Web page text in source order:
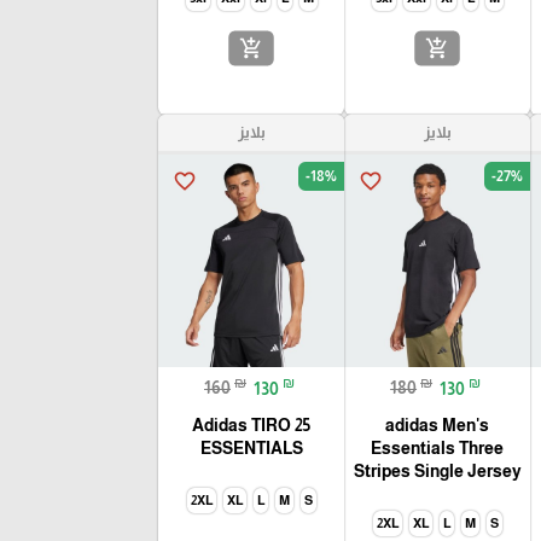
add_shopping_cart
add_shopping_cart
بلايز
favorite_border -27%
180 ₪ 130 ₪
adidas Men's
Essentials Three
Stripes Single Jersey
S
M
L
XL
2XL
بلايز
favorite_border -18%
160 ₪ 130 ₪
Adidas TIRO 25
ESSENTIALS
S
M
L
XL
2XL